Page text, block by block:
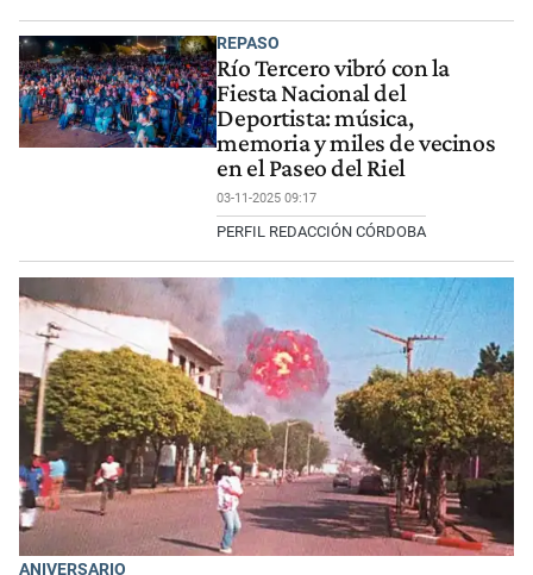
REPASO
Río Tercero vibró con la
Fiesta Nacional del
Deportista: música,
memoria y miles de vecinos
en el Paseo del Riel
03-11-2025 09:17
PERFIL REDACCIÓN CÓRDOBA
ANIVERSARIO